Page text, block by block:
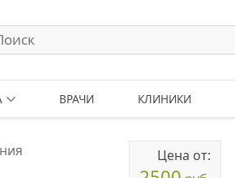
ВРАЧИ КЛИНИКИ
Цена от: